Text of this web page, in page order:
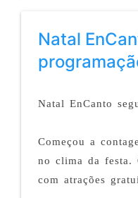
Natal
Natal EnCanto
Começou a
no clima da festa.
com atrações